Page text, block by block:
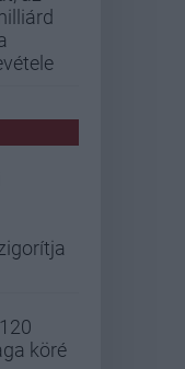
köré